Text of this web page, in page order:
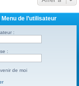
Menu de l’utilisateur
:
:
de moi